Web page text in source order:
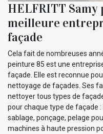
HELFRITT
meilleure
façade
Cela fait de nombreuses
peinture 85 est une
façade. Elle est reconnue
nettoyage de façades. Ses
nettoyer tous types de
pour chaque type de façade
sablage, ponçage, pelage
machines à haute pression